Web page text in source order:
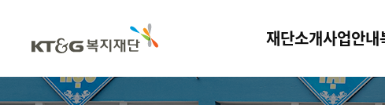
재단소개사업안내